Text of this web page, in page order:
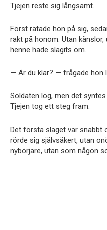
Tjejen reste sig långsamt.
Först rätade hon på sig,
rakt på honom. Utan
henne hade slagits om.
— Är du klar? — frågade hon
Soldaten log, men det
Tjejen tog ett steg fram.
Det första slaget var snabbt
rörde sig självsäkert, utan
nybörjare, utan som någon